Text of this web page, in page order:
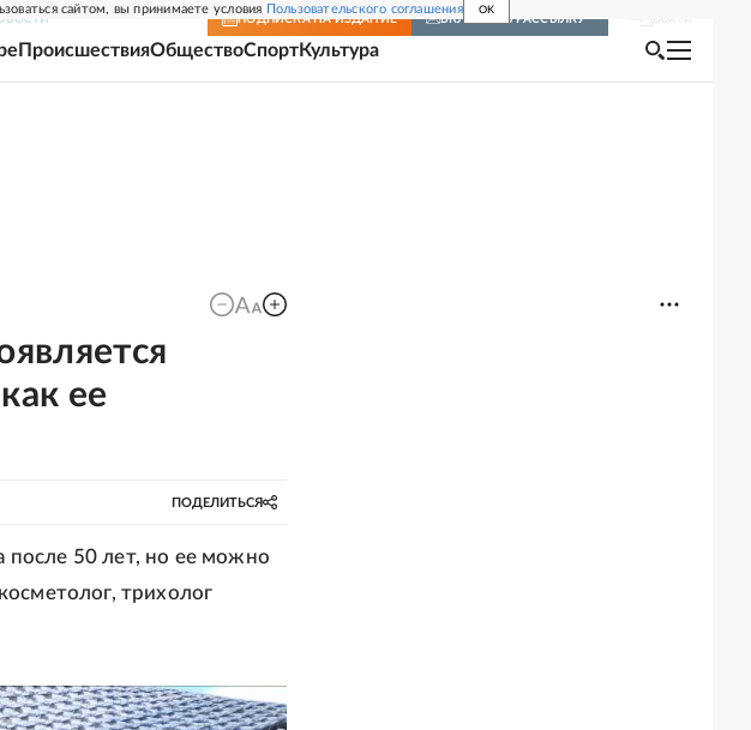
сайтом, вы принимаете условия Пользовательского соглашения OK
ПОДПИСКА НА ИЗДАНИЕ ВКЛЮЧИТЬ РАССЫЛКУ
ПроисшествияОбществоСпортКультура
ее
ПОДЕЛИТЬСЯ
после 50 лет, но ее можно
трихолог